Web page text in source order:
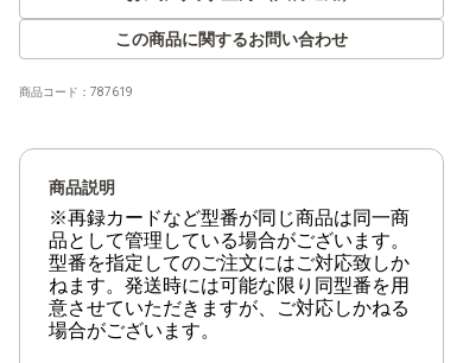
この商品に関するお問い合わせ
商品コード： 787619
商品説明
※再録カードなど型番が同じ商品は同一商
品として管理している場合がございます。
型番を指定してのご注文にはご対応致しか
ねます。発送時には可能な限り同型番を用
意させていただきますが、ご対応しかねる
場合がございます。